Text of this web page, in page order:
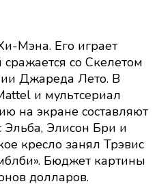
Мэна. Его играет
со Скелетом
Джареда Лето. В
и мультсериал
на экране составляют
Элисон Бри и
кресло занял Трэвис
Бюджет картины
долларов.